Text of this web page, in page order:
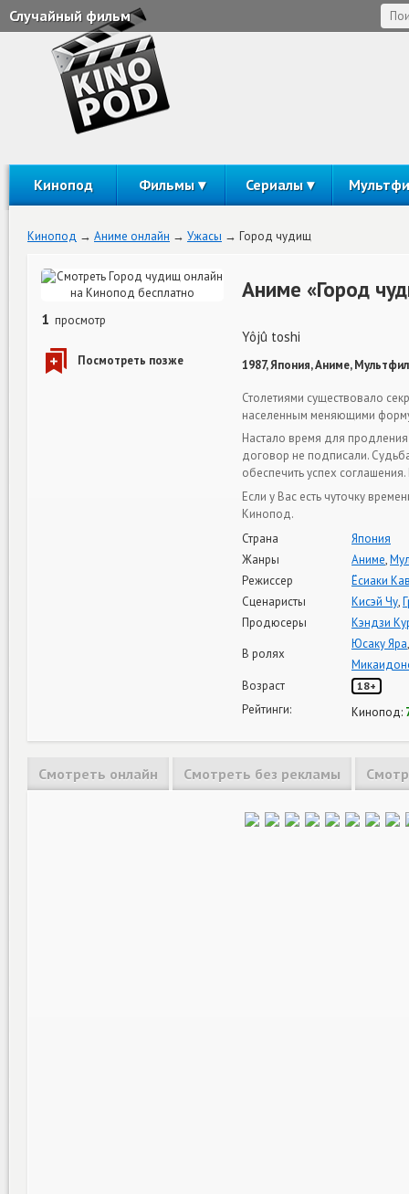
Случайный фильм
Кинопод Фильмы Сериалы
Кинопод Аниме онлайн Ужасы Город чудищ
1 просмотр
Аниме «Город
Yôjû toshi
1987, Япония, Аниме,
Столетиями существовало
населенным меняющими
Настало время для
договор не подписали.
обеспечить успех
Если у Вас есть чуточку
Кинопод.
Страна
Япония
Жанры
Аниме,
Режиссер
Ёсиаки
Сценаристы
Кисэй Чу,
Продюсеры
Кэндзи
В ролях
Юсаку Яра
Возраст
18+
Рейтинги: Кинопод:
Смотреть онлайн Смотреть без рекламы